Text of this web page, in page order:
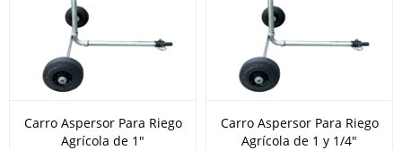
Carro Aspersor Para Riego
Agrícola de 1"
Carro Aspersor Para Riego
Agrícola de 1 y 1/4"